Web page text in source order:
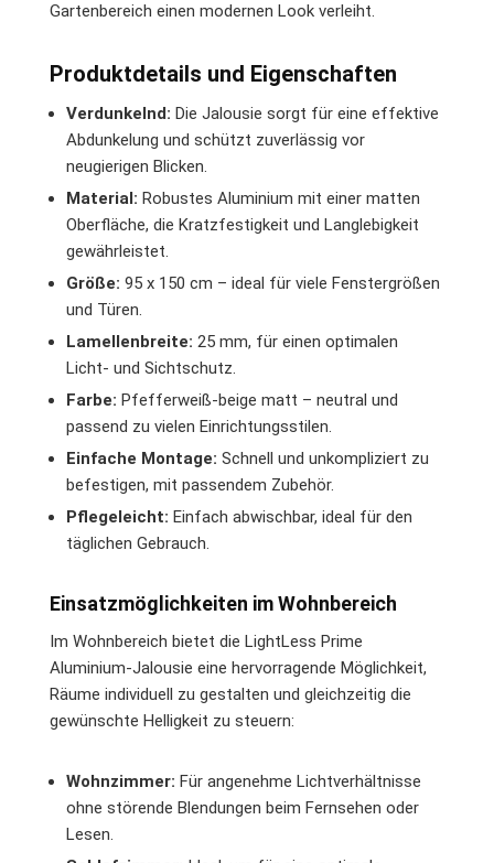
Gartenbereich einen modernen Look verleiht.
Produktdetails und Eigenschaften
Verdunkelnd: Die Jalousie sorgt für eine effektive
Abdunkelung und schützt zuverlässig vor
neugierigen Blicken.
Material: Robustes Aluminium mit einer matten
Oberfläche, die Kratzfestigkeit und Langlebigkeit
gewährleistet.
Größe: 95 x 150 cm – ideal für viele Fenstergrößen
und Türen.
Lamellenbreite: 25 mm, für einen optimalen
Licht- und Sichtschutz.
Farbe: Pfefferweiß-beige matt – neutral und
passend zu vielen Einrichtungsstilen.
Einfache Montage: Schnell und unkompliziert zu
befestigen, mit passendem Zubehör.
Pflegeleicht: Einfach abwischbar, ideal für den
täglichen Gebrauch.
Einsatzmöglichkeiten im Wohnbereich
Im Wohnbereich bietet die LightLess Prime
Aluminium-Jalousie eine hervorragende Möglichkeit,
Räume individuell zu gestalten und gleichzeitig die
gewünschte Helligkeit zu steuern:
Wohnzimmer: Für angenehme Lichtverhältnisse
ohne störende Blendungen beim Fernsehen oder
Lesen.